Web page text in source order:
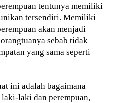
tentunya memiliki
tersendiri. Memiliki
akan menjadi
sebab tidak
yang sama seperti
ini adalah bagaimana
laki dan perempuan,